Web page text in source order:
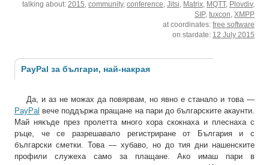
talking about: 2015 community, conference Jitsi Matrix MQTT Plovdiv,
SIP, tuxcon
XMPP
at coordinates: free software
on stardate: 12 July 2015
PayPal за българи, най-накрая
Да, и аз не можах да повярвам, но явно е станало и това —
PayPal вече поддържа пращане на пари до българските акаунти.
Май някъде през пролетта много хора скокнаха и плеснаха с
ръце, че се разрешавало регистриране от България и с
български сметки. Това — хубаво, но до тия дни нашенските
профили служеха само за плащане. Ако имаш пари в